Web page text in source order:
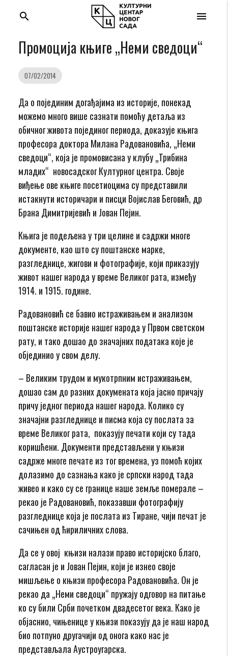
menu
search
Промоција књиге „Неми сведоци“
07/02/2014
Да о појединим догађајима из историје, понекад
можемо много више сазнати помоћу детаља из
обичног живота појединог периода, доказује књига
професора доктора Милана Радовановића, „Неми
сведоци“, која је промовисана у клубу „Трибина
младих“ новосадског Културног центра. Своје
виђење ове књиге посетиоцима су представили
истакнути историчари и писци Војислав Беговић, др
Брана Димитријевић и Јован Пејин.
Књига је подељена у три целине и садржи многе
документе, као што су поштанске марке,
разгледнице, жигови и фотографије, који приказују
живот нашег народа у време Великог рата, између
1914. и 1915. године.
Радовановић се бавио истраживањем и анализом
поштанске историје нашег народа у Првом светском
рату, и тако дошао до значајних података које је
објединио у свом делу.
– Великим трудом и мукотрпним истраживањем,
дошао сам до разних докумената која јасно причају
причу једног периода нашег народа. Колико су
значајни разгледнице и писма која су послата за
време Великог рата, показују печати који су тада
коришћени. Документи представљени у књизи
садрже многе печате из тог времена, уз помоћ којих
долазимо до сазнања како је српски народ тада
живео и како су се границе наше земље померале –
рекао је Радовановић, показавши фотографију
разгледнице која је послата из Тиране, чији печат је
сачињен од ћириличних слова.
Да се у овој књизи налази право историјско благо,
сагласан је и Јован Пејин, који је изнео своје
мишљење о књизи професора Радовановића. Он је
рекао да „Неми сведоци“ пружају одговор на питање
ко су били Срби почетком двадесетог века. Како је
објаснио, чињенице у књизи показују да је наш народ
био потпуно другачији од онога како нас је
представљала Аустроугарска.